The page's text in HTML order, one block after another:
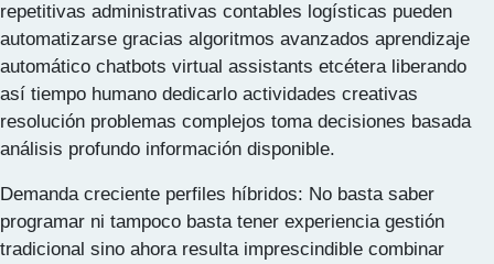
repetitivas administrativas contables logísticas pueden
automatizarse gracias algoritmos avanzados aprendizaje
automático chatbots virtual assistants etcétera liberando
así tiempo humano dedicarlo actividades creativas
resolución problemas complejos toma decisiones basada
análisis profundo información disponible.
Demanda creciente perfiles híbridos: No basta saber
programar ni tampoco basta tener experiencia gestión
tradicional sino ahora resulta imprescindible combinar